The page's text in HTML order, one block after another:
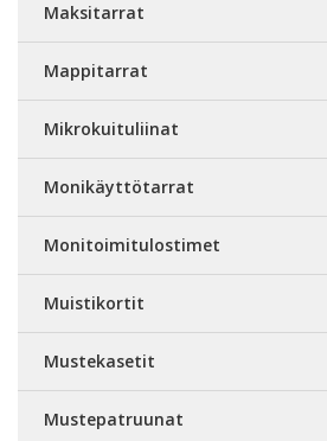
Maksitarrat
Mappitarrat
Mikrokuituliinat
Monikäyttötarrat
Monitoimitulostimet
Muistikortit
Mustekasetit
Mustepatruunat